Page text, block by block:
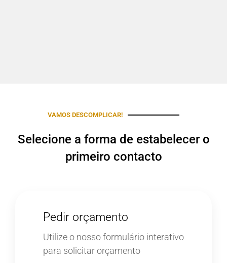
VAMOS DESCOMPLICAR!
Selecione a forma de estabelecer o
primeiro contacto
Pedir orçamento
Utilize o nosso formulário interativo
para solicitar orçamento